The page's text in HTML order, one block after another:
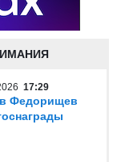
17:29
Федорищев